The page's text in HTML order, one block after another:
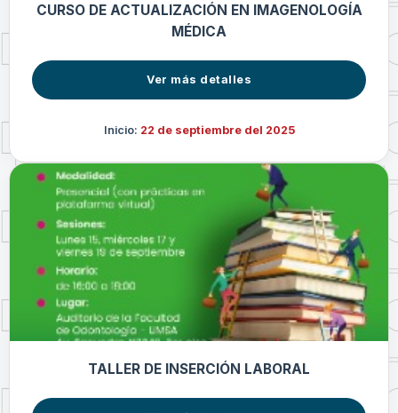
CURSO DE ACTUALIZACIÓN EN IMAGENOLOGÍA
MÉDICA
Ver más detalles
Inicio: 22 de septiembre del 2025
TALLER DE INSERCIÓN LABORAL